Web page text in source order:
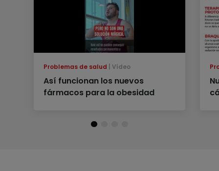
Problemas de salud Vídeo
Así funcionan los nuevos
fármacos para la obesidad